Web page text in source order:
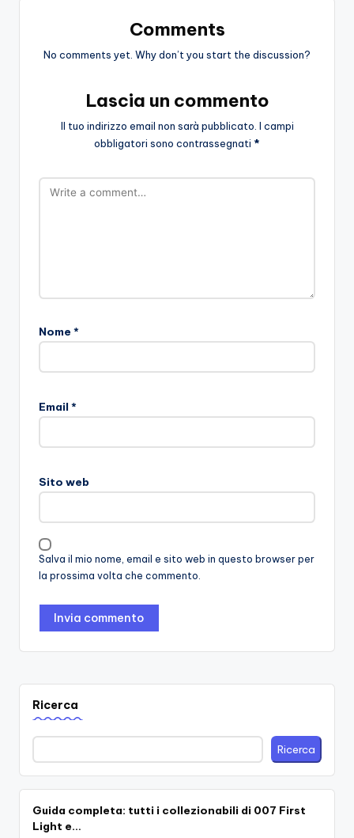
Comments
No comments yet. Why don’t you start the discussion?
Lascia un commento
Il tuo indirizzo email non sarà pubblicato. I campi
obbligatori sono contrassegnati *
Nome *
Email *
Sito web
Salva il mio nome, email e sito web in questo browser per
la prossima volta che commento.
Ricerca
Ricerca
Guida completa: tutti i collezionabili di 007 First
Light e…